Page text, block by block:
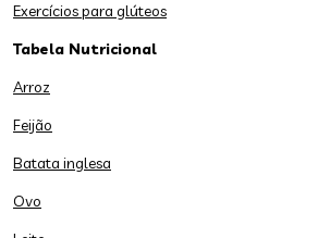
Exercícios para glúteos
Tabela Nutricional
Arroz
Feijão
Batata inglesa
Ovo